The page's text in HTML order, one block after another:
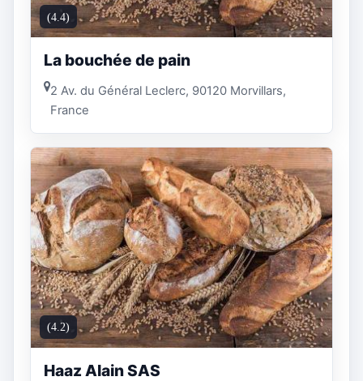
(4.4)
La bouchée de pain
2 Av. du Général Leclerc, 90120 Morvillars,
France
(4.2)
Haaz Alain SAS